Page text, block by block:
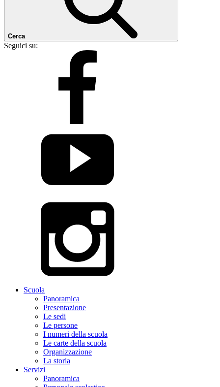
Cerca
Seguici su:
Scuola
Panoramica
Presentazione
Le sedi
Le persone
I numeri della scuola
Le carte della scuola
Organizzazione
La storia
Servizi
Panoramica